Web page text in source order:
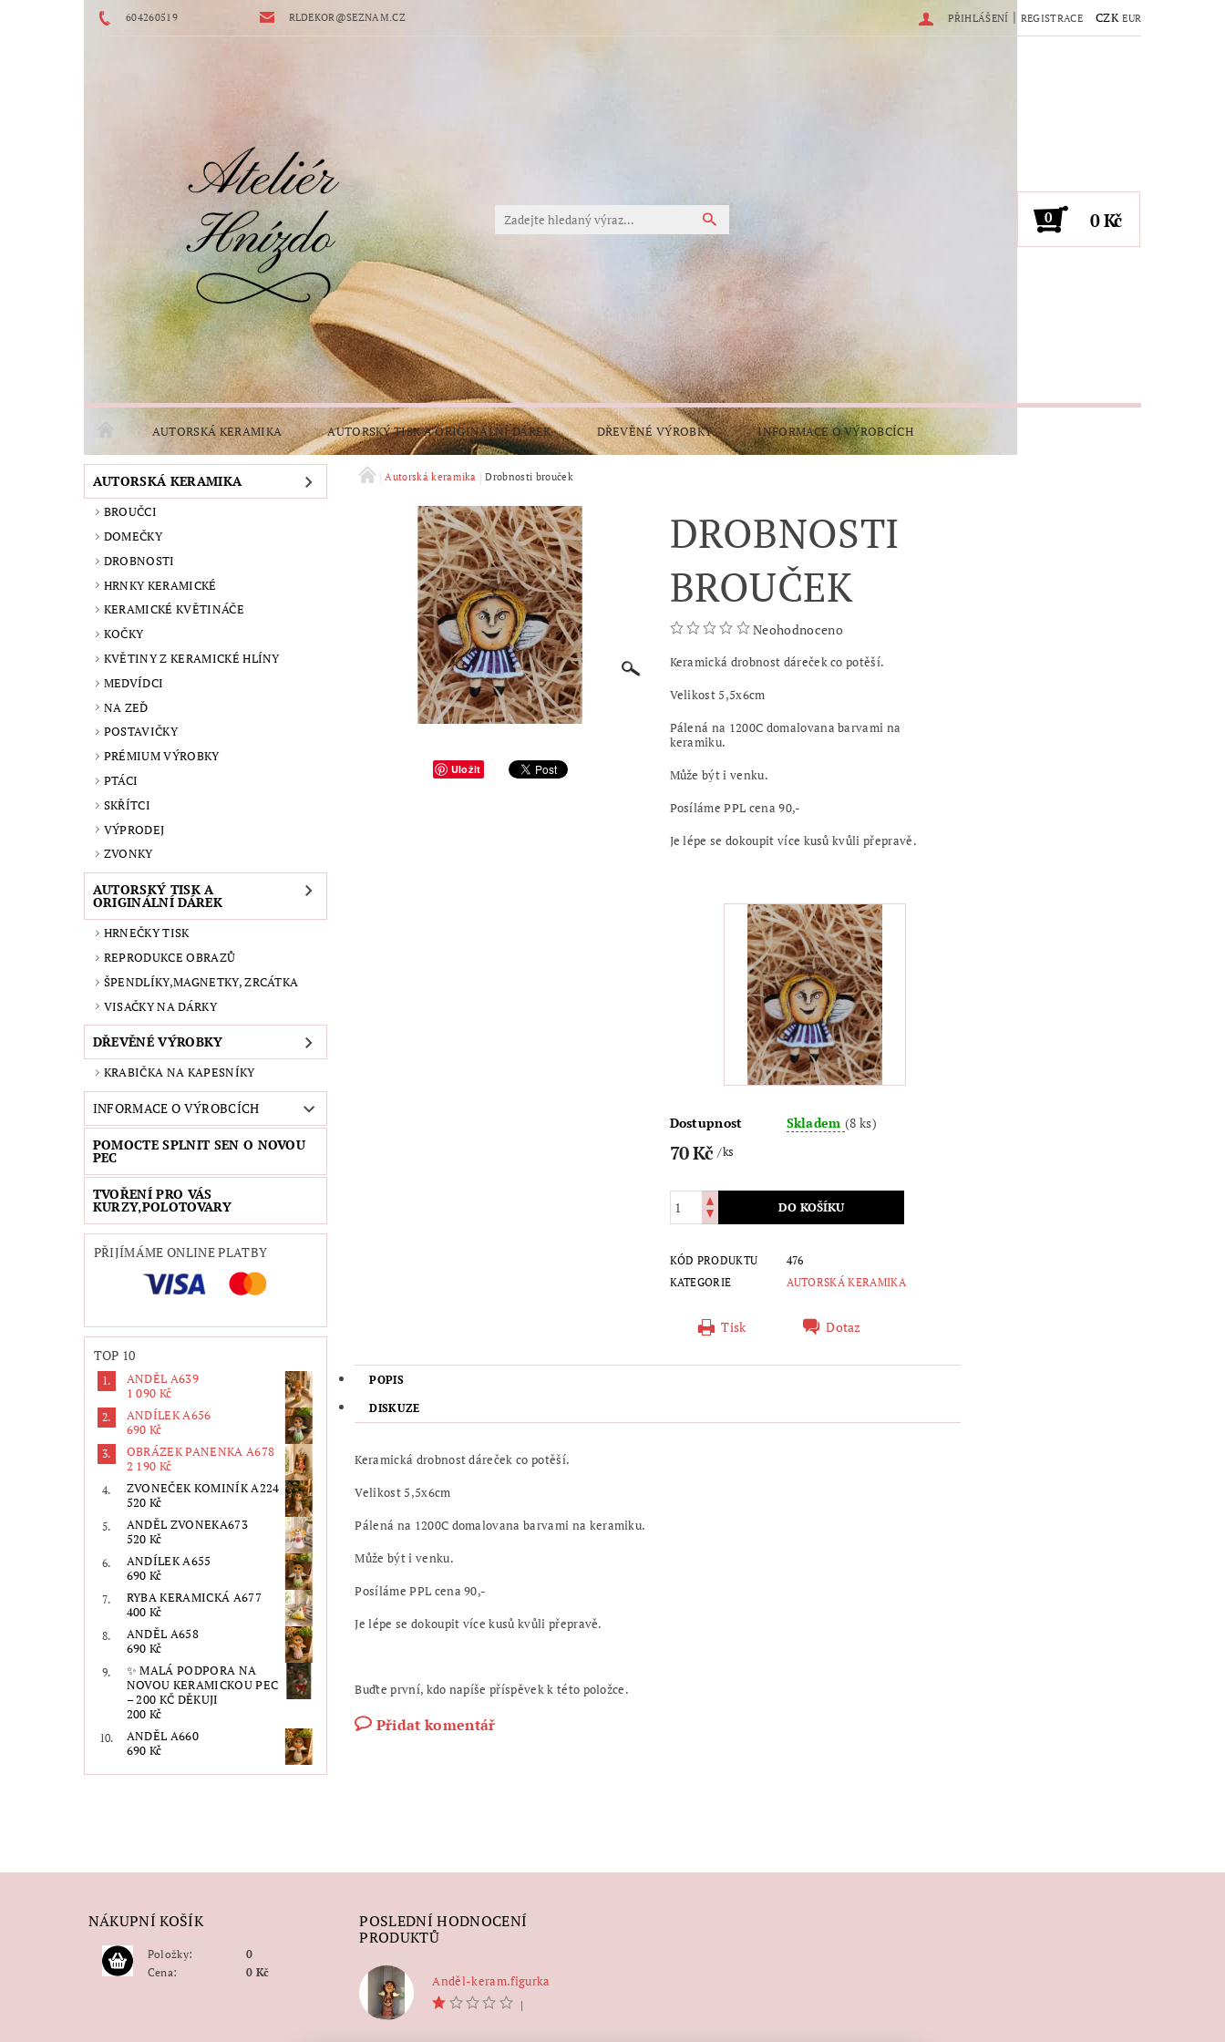
604260519 RLDEKOR@SEZNAM.CZ CZK EUR
PŘIHLÁŠENÍ | REGISTRACE
0 0 Kč
AUTORSKÁ KERAMIKA AUTORSKÝ TISK A ORIGINÁLNÍ DÁREK DŘEVĚNÉ VÝROBKY INFORMACE O VÝROBCÍCH
POMOCTE SPLNIT SEN O NOVOU PEC TVOŘENÍ PRO VÁS KURZY,POLOTOVARY
OCHRANA OSOBNÍCH ÚDAJŮ PODMÍNKY OCHRANY OSOBNÍCH ÚDAJŮ
AUTORSKÁ KERAMIKA
BROUČCI
DOMEČKY
DROBNOSTI
HRNKY KERAMICKÉ
KERAMICKÉ KVĚTINÁČE
KOČKY
KVĚTINY Z KERAMICKÉ HLÍNY
MEDVÍDCI
NA ZEĎ
POSTAVIČKY
PRÉMIUM VÝROBKY
PTÁCI
SKŘÍTCI
VÝPRODEJ
ZVONKY
AUTORSKÝ TISK A
ORIGINÁLNÍ DÁREK
HRNEČKY TISK
REPRODUKCE OBRAZŮ
ŠPENDLÍKY,MAGNETKY, ZRCÁTKA
VISAČKY NA DÁRKY
DŘEVĚNÉ VÝROBKY
KRABIČKA NA KAPESNÍKY
INFORMACE O VÝROBCÍCH
POMOCTE SPLNIT SEN O NOVOU
PEC
TVOŘENÍ PRO VÁS
KURZY,POLOTOVARY
PŘIJÍMÁME ONLINE PLATBY
TOP 10
ANDĚL A639
1 090 Kč
ANDÍLEK A656
690 Kč
OBRÁZEK PANENKA A678
2 190 Kč
ZVONEČEK KOMINÍK A224
520 Kč
ANDĚL ZVONEKA673
520 Kč
ANDÍLEK A655
690 Kč
RYBA KERAMICKÁ A677
400 Kč
ANDĚL A658
690 Kč
✨ MALÁ PODPORA NA
NOVOU KERAMICKOU PEC
– 200 KČ DĚKUJI
200 Kč
ANDĚL A660
690 Kč
Autorská keramika Drobnosti brouček
Uložit
DROBNOSTI
BROUČEK
Neohodnoceno
Keramická drobnost dáreček co potěší.
Velikost 5,5x6cm
Pálená na 1200C domalovana barvami na
keramiku.
Může být i venku.
Posíláme PPL cena 90,-
Je lépe se dokoupit více kusů kvůli přepravě.
Dostupnost Skladem(8 ks)
70 Kč/ ks
KÓD PRODUKTU
476
KATEGORIE
AUTORSKÁ KERAMIKA
Tisk Dotaz
POPIS
DISKUZE
Keramická drobnost dáreček co potěší.
Velikost 5,5x6cm
Pálená na 1200C domalovana barvami na keramiku.
Může být i venku.
Posíláme PPL cena 90,-
Je lépe se dokoupit více kusů kvůli přepravě.
Buďte první, kdo napíše příspěvek k této položce.
Přidat komentář
NÁKUPNÍ KOŠÍK
Položky:
Cena:
0
0 Kč
POSLEDNÍ HODNOCENÍ
PRODUKTŮ
Anděl-keram.figurka
|